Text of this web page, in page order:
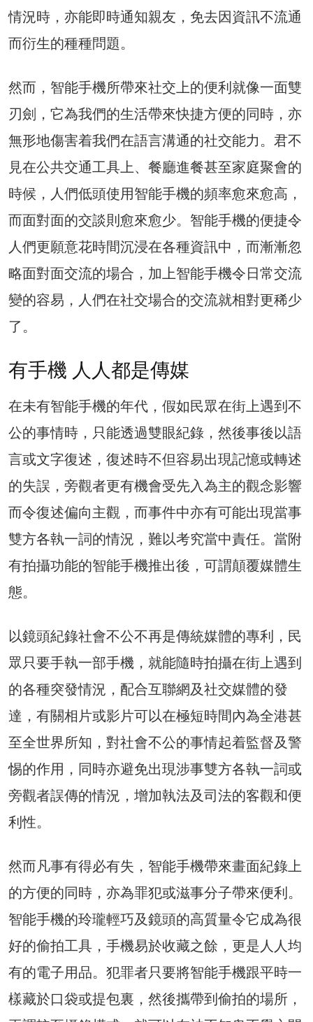
情況時，亦能即時通知親友，免去因資訊不流通
而衍生的種種問題。
然而，智能手機所帶來社交上的便利就像一面雙
刃劍，它為我們的生活帶來快捷方便的同時，亦
無形地傷害着我們在語言溝通的社交能力。君不
見在公共交通工具上、餐廳進餐甚至家庭聚會的
時候，人們低頭使用智能手機的頻率愈來愈高，
而面對面的交談則愈來愈少。智能手機的便捷令
人們更願意花時間沉浸在各種資訊中，而漸漸忽
略面對面交流的場合，加上智能手機令日常交流
變的容易，人們在社交場合的交流就相對更稀少
了。
有手機 人人都是傳媒
在未有智能手機的年代，假如民眾在街上遇到不
公的事情時，只能透過雙眼紀錄，然後事後以語
言或文字復述，復述時不但容易出現記憶或轉述
的失誤，旁觀者更有機會受先入為主的觀念影響
而令復述偏向主觀，而事件中亦有可能出現當事
雙方各執一詞的情況，難以考究當中責任。當附
有拍攝功能的智能手機推出後，可謂顛覆媒體生
態。
以鏡頭紀錄社會不公不再是傳統媒體的專利，民
眾只要手執一部手機，就能隨時拍攝在街上遇到
的各種突發情況，配合互聯網及社交媒體的發
達，有關相片或影片可以在極短時間內為全港甚
至全世界所知，對社會不公的事情起着監督及警
惕的作用，同時亦避免出現涉事雙方各執一詞或
旁觀者誤傳的情況，增加執法及司法的客觀和便
利性。
然而凡事有得必有失，智能手機帶來畫面紀錄上
的方便的同時，亦為罪犯或滋事分子帶來便利。
智能手機的玲瓏輕巧及鏡頭的高質量令它成為很
好的偷拍工具，手機易於收藏之餘，更是人人均
有的電子用品。犯罪者只要將智能手機跟平時一
樣藏於口袋或提包裏，然後攜帶到偷拍的場所，